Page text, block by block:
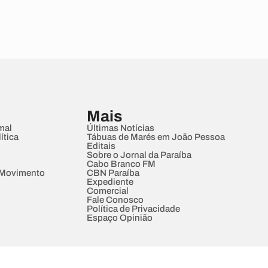
Mais
Últimas Notícias
Tábuas de Marés em João Pessoa
Editais
Sobre o Jornal da Paraíba
Cabo Branco FM
CBN Paraíba
Expediente
Comercial
Fale Conosco
Política de Privacidade
Espaço Opinião